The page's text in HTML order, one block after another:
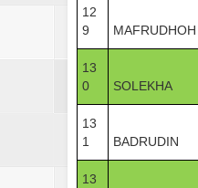
12
9
MAFRUDHOH
13
0
SOLEKHA
13
1
BADRUDIN
13